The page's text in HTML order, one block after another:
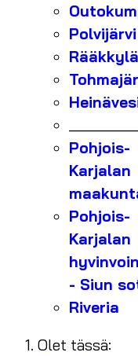
Polvijärvi
Rääkkylä
Pohjois-
Karjalan
Pohjois-
Karjalan
- Siun
Riveria
Olet tässä: